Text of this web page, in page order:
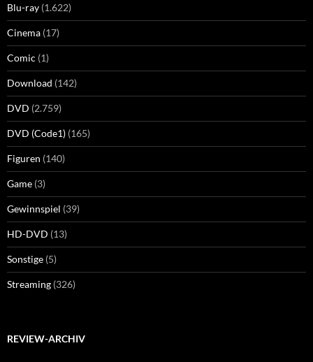
Blu-ray (1.622)
Cinema (17)
Comic (1)
Download (142)
DVD (2.759)
DVD (Code1) (165)
Figuren (140)
Game (3)
Gewinnspiel (39)
HD-DVD (13)
Sonstige (5)
Streaming (326)
REVIEW-ARCHIV